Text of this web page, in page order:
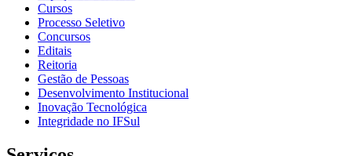
Cursos
Processo Seletivo
Concursos
Editais
Reitoria
Gestão de Pessoas
Desenvolvimento Institucional
Inovação Tecnológica
Integridade no IFSul